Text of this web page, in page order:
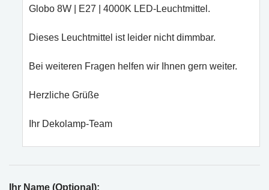
Globo 8W | E27 | 4000K LED-Leuchtmittel.
Dieses Leuchtmittel ist leider nicht dimmbar.
Bei weiteren Fragen helfen wir Ihnen gern weiter.
Herzliche Grüße
Ihr Dekolamp-Team
Ihr Name (Optional):